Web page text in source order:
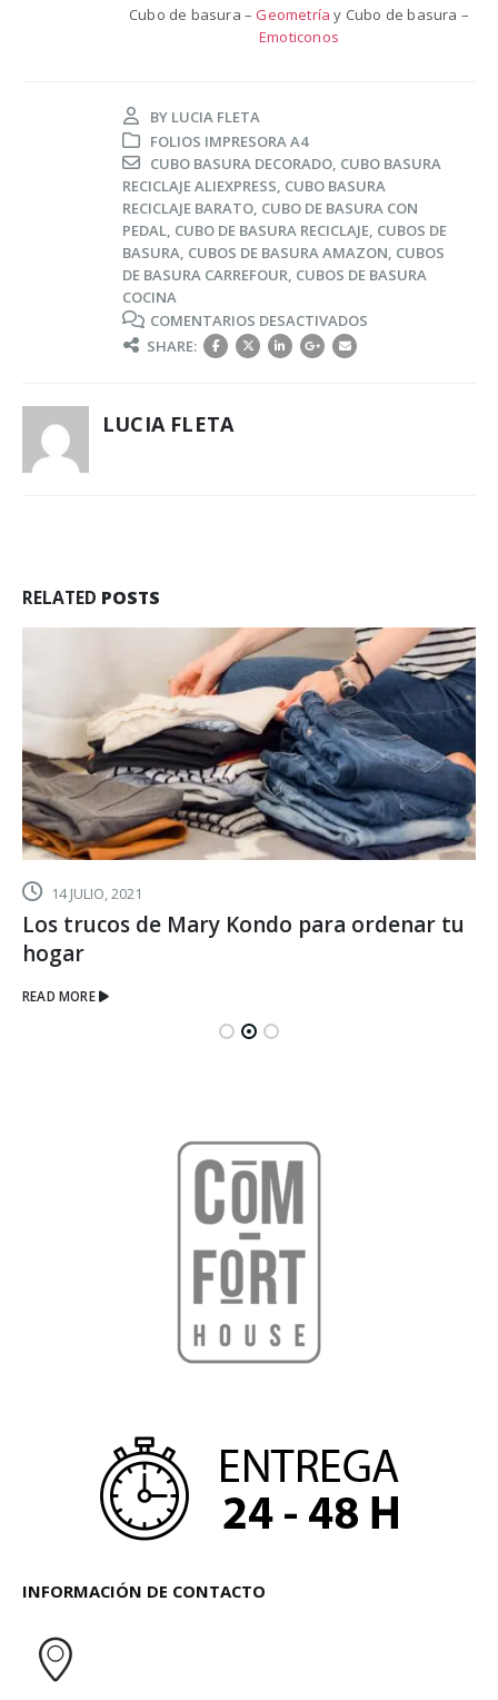
Cubo de basura – Geometríay Cubo de basura –
Emoticonos
BY LUCIA FLETA
FOLIOS IMPRESORA A4
CUBO BASURA DECORADO CUBO BASURA
RECICLAJE ALIEXPRESS CUBO BASURA
RECICLAJE BARATO CUBO DE BASURA CON
PEDAL CUBO DE BASURA RECICLAJE CUBOS DE
BASURA CUBOS DE BASURA AMAZON CUBOS
DE BASURA CARREFOUR CUBOS DE BASURA
COCINA
COMENTARIOS DESACTIVADOS
SHARE:
LUCIA FLETA
RELATED POSTS
14 JULIO, 2021
Los trucos de Mary Kondo para ordenar tu
hogar
READ MORE
INFORMACIÓN DE CONTACTO